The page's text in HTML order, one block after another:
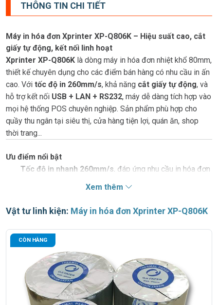
THÔNG TIN CHI TIẾT
Máy in hóa đơn Xprinter XP-Q806K – Hiệu suất cao, cắt
giấy tự động, kết nối linh hoạt
Xprinter XP-Q806K là dòng máy in hóa đơn nhiệt khổ 80mm,
thiết kế chuyên dụng cho các điểm bán hàng có nhu cầu in ấn
cao. Với tốc độ in 260mm/s, khả năng cắt giấy tự động, và
hỗ trợ kết nối USB + LAN + RS232, máy dễ dàng tích hợp vào
mọi hệ thống POS chuyên nghiệp. Sản phẩm phù hợp cho
quầy thu ngân tại siêu thị, cửa hàng tiện lợi, quán ăn, shop
thời trang...
Ưu điểm nổi bật
Tốc độ in nhanh 260mm/s, đáp ứng nhu cầu in hóa đơn
chuyên nghiệp hơn.
Đa kết nối (USB + LAN + RS232)
, dễ dàng tích hợp hệ
thống bán hàng offline và online.
Độ phân giải 203 dpi
mã vạch, logo, QR code.
Thiết kế bền bỉ, nhỏ gọn, phù hợp không gian quầy thu
ngân hiện đại.
Tương thích tốt với nhiều phần mềm POS tại Việt
Namnhư KiotViet, Sapo, POS365,...
Xem thêm
Vật tư linh kiện: Máy in hóa đơn Xprinter XP-Q806K
CÒN HÀNG